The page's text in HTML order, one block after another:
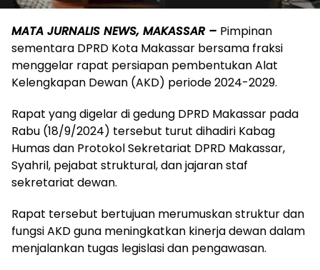
MATA JURNALIS NEWS, MAKASSAR – Pimpinan
sementara DPRD Kota Makassar bersama fraksi
menggelar rapat persiapan pembentukan Alat
Kelengkapan Dewan (AKD) periode 2024-2029.
Rapat yang digelar di gedung DPRD Makassar pada
Rabu (18/9/2024) tersebut turut dihadiri Kabag
Humas dan Protokol Sekretariat DPRD Makassar,
Syahril, pejabat struktural, dan jajaran staf
sekretariat dewan.
Rapat tersebut bertujuan merumuskan struktur dan
fungsi AKD guna meningkatkan kinerja dewan dalam
menjalankan tugas legislasi dan pengawasan.